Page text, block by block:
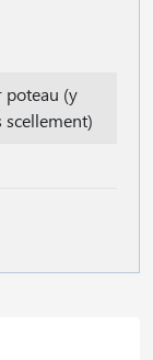
poteau (y